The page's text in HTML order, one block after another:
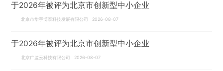
于2026年被评为北京市创新型中小企业
北京市华宇博泰科技发展有限公司 2026-08-07
于2026年被评为北京市创新型中小企业
北京广监云科技有限公司 2026-08-07